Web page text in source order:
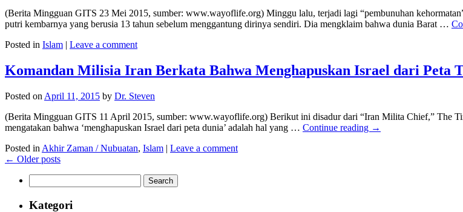
(Berita Mingguan GITS 23 Mei 2015, sumber: www.wayoflife.org) Minggu lalu, terjadi lagi “pembunuhan
putri kembarnya yang berusia 13 tahun sebelum menggantung dirinya sendiri. Dia mengklaim bahwa dunia Barat …
Posted in Islam | Leave a comment
Komandan Milisia Iran Berkata Bahwa Menghapuskan Israel dari Peta
Posted on April 11, 2015 by Dr. Steven
(Berita Mingguan GITS 11 April 2015, sumber: www.wayoflife.org) Berikut ini disadur dari “Iran Milita Chief,” The
mengatakan bahwa ‘menghapuskan Israel dari peta dunia’ adalah hal yang … Continue reading →
Posted in Akhir Zaman / Nubuatan, Islam | Leave a comment
← Older posts
for:
Kategori